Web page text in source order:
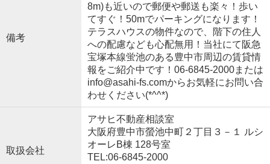
備考
8m)も近いので郵便や郵送も楽々！歩い
てすぐ！50mでパーキングになります！
テラスハウスの物件なので、階下の住人
への配慮なども心配無用！当社にて阪急
宝塚本線蛍池のある豊中市周辺の賃貸情
報をご紹介中です！06-6845-2000または
info@asahi-fs.comからお気軽にお問い合
わせください(*^^*)
取扱会社
アサヒ不動産相談室
大阪府豊中市螢池中町２丁目３－１ ルシ
オーレB棟 128号室
TEL:06-6845-2000